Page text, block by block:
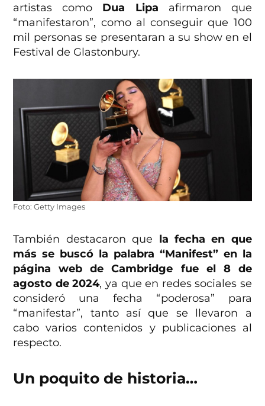
artistas como Dua Lipa afirmaron que
“manifestaron”, como al conseguir que 100
mil personas se presentaran a su show en el
Festival de Glastonbury.
Foto: Getty Images
También destacaron que la fecha en que
más se buscó la palabra “Manifest” en la
página web de Cambridge fue el 8 de
agosto de 2024, ya que en redes sociales se
consideró una fecha “poderosa” para
“manifestar”, tanto así que se llevaron a
cabo varios contenidos y publicaciones al
respecto.
Un poquito de historia…